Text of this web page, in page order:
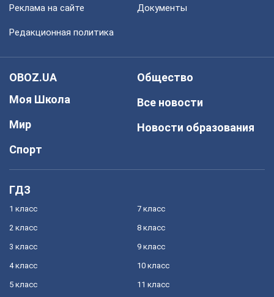
Реклама на сайте Документы
Редакционная политика
OBOZ.UA
Моя Школа
Мир
Спорт
Общество
Все новости
Новости образования
ГДЗ
1 класс
2 класс
3 класс
4 класс
5 класс
7 класс
8 класс
9 класс
10 класс
11 класс